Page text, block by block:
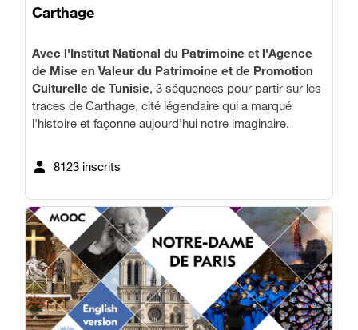
Carthage
Avec l'Institut National du Patrimoine et l'Agence
de Mise en Valeur du Patrimoine et de Promotion
Culturelle de Tunisie, 3 séquences pour partir sur les
traces de Carthage, cité légendaire qui a marqué
l'histoire et façonne aujourd’hui notre imaginaire.
8123 inscrits